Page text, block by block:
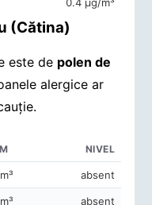
(Cătina)
este de polen de
alergice ar
(Cătina)
NIVEL
absent
absent